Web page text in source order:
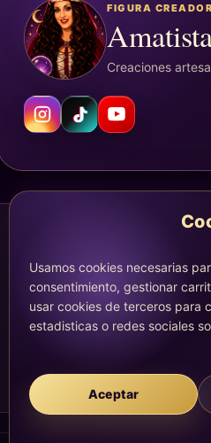
Usamos cookies necesarias
consentimiento, gestionar
usar cookies de terceros para
estadisticas o redes sociales
Aceptar
FIGURA
Creaciones
La